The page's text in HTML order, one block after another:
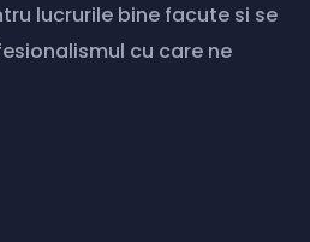
lucrurile bine facute si se
cu care ne